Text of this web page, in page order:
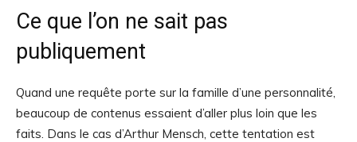
Ce que l’on ne sait pas
publiquement
Quand une requête porte sur la famille d’une personnalité,
beaucoup de contenus essaient d’aller plus loin que les
faits. Dans le cas d’Arthur Mensch, cette tentation est